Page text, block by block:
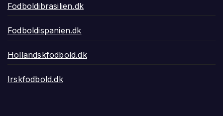
Fodboldibrasilien.dk
Fodboldispanien.dk
Hollandskfodbold.dk
Irskfodbold.dk